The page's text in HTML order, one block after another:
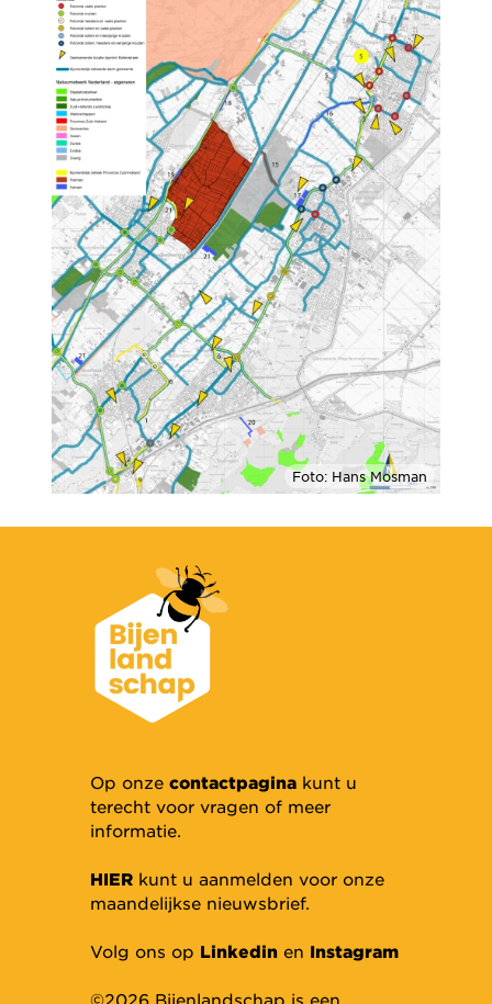
Foto: Hans Mosman
Op onze contactpagina kunt u
terecht voor vragen of meer
informatie.
HIER kunt u aanmelden voor onze
maandelijkse nieuwsbrief.
Volg ons op Linkedin en Instagram
©2026 Bijenlandschap is een